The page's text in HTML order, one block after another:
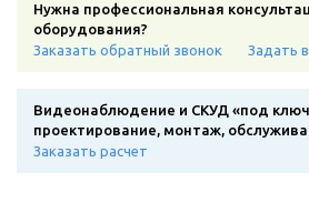
Нужна профессиональная
оборудования?
Заказать обратный звонок
Задать
Видеонаблюдение и СКУД «под
проектирование, монтаж,
Заказать расчет